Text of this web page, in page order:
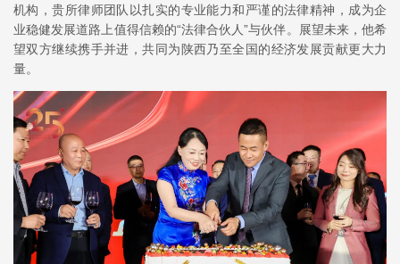
机构，贵所律师团队以扎实的专业能力和严谨的法律精神，成为企
业稳健发展道路上值得信赖的“法律合伙人”与伙伴。展望未来，他希
望双方继续携手并进，共同为陕西乃至全国的经济发展贡献更大力
量。